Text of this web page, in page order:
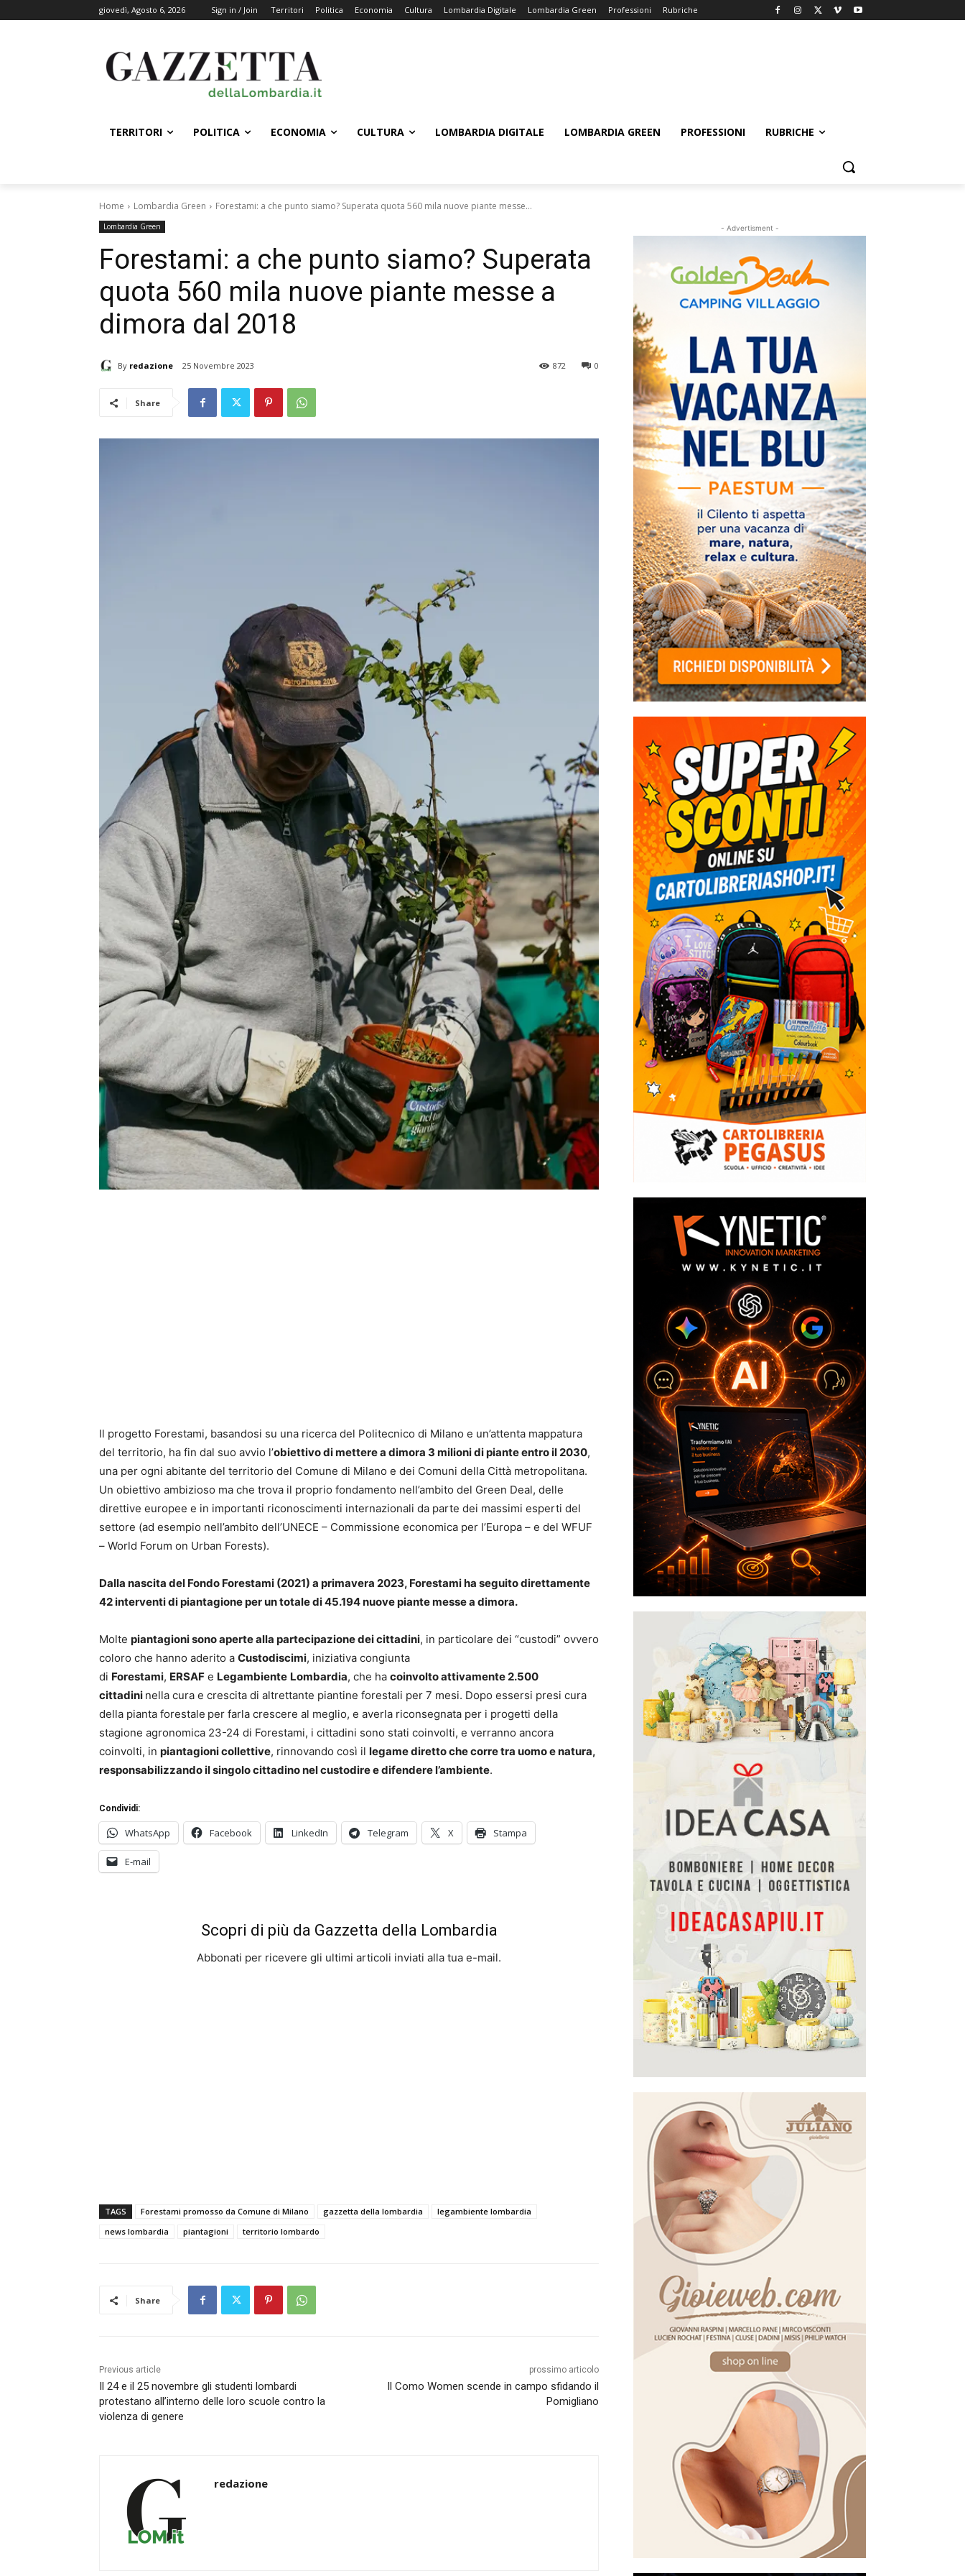
giovedì, Agosto 6, 2026 Sign in / Join Territori Politica Economia Cultura Lombardia Digitale Lombardia Green Professioni Rubriche
TERRITORI POLITICA ECONOMIA CULTURA LOMBARDIA DIGITALE LOMBARDIA GREEN PROFESSIONI RUBRICHE
Home Lombardia Green Forestami: a che punto siamo? Superata quota 560 mila nuove piante messe...
Lombardia Green
Forestami: a che punto siamo? Superata
quota 560 mila nuove piante messe a
dimora dal 2018
By redazione 25 Novembre 2023 0
872
Share
ll progetto Forestami, basandosi su una ricerca del Politecnico di Milano e un’attenta mappatura
del territorio, ha fin dal suo avvio l’obiettivo di mettere a dimora 3 milioni di piante entro il 2030,
una per ogni abitante del territorio del Comune di Milano e dei Comuni della Città metropolitana.
Un obiettivo ambizioso ma che trova il proprio fondamento nell’ambito del Green Deal, delle
direttive europee e in importanti riconoscimenti internazionali da parte dei massimi esperti del
settore (ad esempio nell’ambito dell’UNECE – Commissione economica per l’Europa – e del WFUF
– World Forum on Urban Forests).
Dalla nascita del Fondo Forestami (2021) a primavera 2023, Forestami ha seguito direttamente
42 interventi di piantagione per un totale di 45.194 nuove piante messe a dimora.
Molte piantagioni sono aperte alla partecipazione dei cittadini, in particolare dei “custodi” ovvero
coloro che hanno aderito a Custodiscimi, iniziativa congiunta
di Forestami, ERSAF e Legambiente Lombardia, che ha coinvolto attivamente 2.500
cittadini nella cura e crescita di altrettante piantine forestali per 7 mesi. Dopo essersi presi cura
della pianta forestale per farla crescere al meglio, e averla riconsegnata per i progetti della
stagione agronomica 23-24 di Forestami, i cittadini sono stati coinvolti, e verranno ancora
coinvolti, in piantagioni collettive, rinnovando così il legame diretto che corre tra uomo e natura,
responsabilizzando il singolo cittadino nel custodire e difendere l’ambiente.
Condividi:
WhatsApp Facebook LinkedIn Telegram X Stampa
E-mail
Scopri di più da Gazzetta della Lombardia
Abbonati per ricevere gli ultimi articoli inviati alla tua e-mail.
TAGS Forestami promosso da Comune di Milano gazzetta della lombardia
legambiente lombardia
news lombardia
piantagioni territorio lombardo
Share
Previous article
Il 24 e il 25 novembre gli studenti lombardi
protestano all’interno delle loro scuole contro la
violenza di genere
prossimo articolo
Il Como Women scende in campo sfidando il
Pomigliano
redazione
- Advertisment -